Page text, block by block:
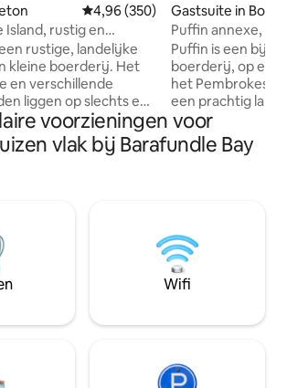
Gemiddelde beoordeling van
4,96 (350)
Island, rustig en
rustige, landelijke
kleine boerderij. Het
en verschillende
liggen op slechts een
een
met traditionele
en geupcycled hout
vanwege de
voor de
dag
Gastsuite in
Puffin annexe,
Puffin is een
boerderij, op een
het
een prachtig
tot het kustpad,
Haven South, 1,5
Ponds/pub.
slaapkamers (1
twin), 1 badkamer,
keuken/woonkamer, grote
uitzicht op het
voorzieningen voor
vlak bij Barafundle Bay
Wifi